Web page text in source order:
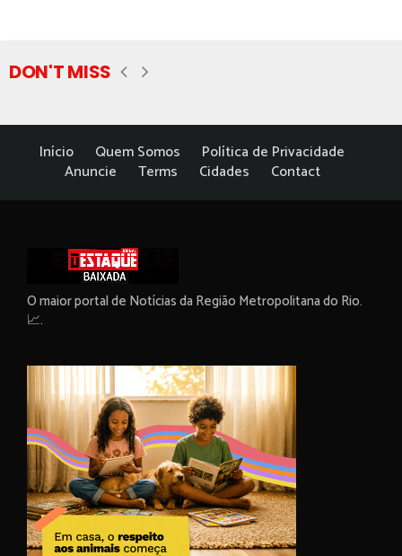
DON'T MISS
Início Quem Somos
Política de Privacidade
Anuncie
Terms Cidades Contact
O maior portal de Notícias da Região Metropolitana do Rio.
📈.